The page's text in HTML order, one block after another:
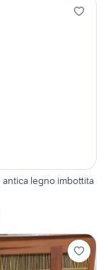
Dormeuse antica legno imbottita